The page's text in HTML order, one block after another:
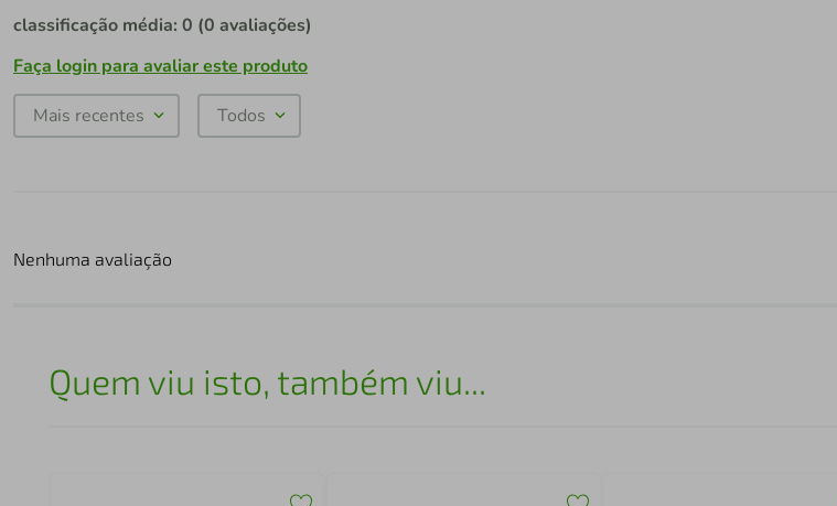
classificação média: 0 (0 avaliações)
Faça login para avaliar este produto
Mais recentes Todos
Nenhuma avaliação
Quem viu isto, também viu...